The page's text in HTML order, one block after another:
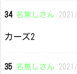
34 名無しさん
カーズ2
35 名無しさん